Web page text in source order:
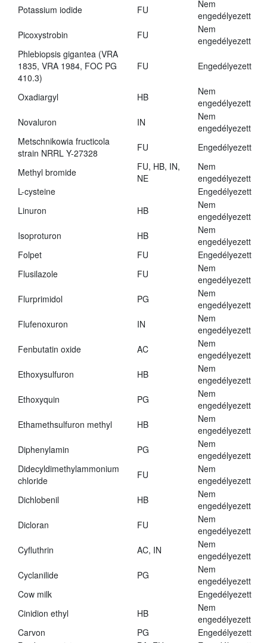
Potassium iodide
FU
Nem
engedélyezett
Picoxystrobin
FU
Nem
engedélyezett
Phlebiopsis gigantea (VRA
1835, VRA 1984, FOC PG
410.3)
FU Engedélyezett
Oxadiargyl HB
Nem
engedélyezett
Novaluron
IN
Nem
engedélyezett
Metschnikowia fructicola
strain NRRL Y-27328
FU Engedélyezett
Methyl bromide
FU, HB, IN,
NE
Nem
engedélyezett
L-cysteine
Engedélyezett
Linuron
HB
Nem
engedélyezett
Isoproturon
HB
Nem
engedélyezett
Folpet
FU
Engedélyezett
Flusilazole
FU
Nem
engedélyezett
Flurprimidol
PG
Nem
engedélyezett
Flufenoxuron
IN
Nem
engedélyezett
Fenbutatin oxide
AC
Nem
engedélyezett
Ethoxysulfuron
HB
Nem
engedélyezett
Ethoxyquin
PG
Nem
engedélyezett
Ethamethsulfuron methyl
HB
Nem
engedélyezett
Diphenylamin
PG
Nem
engedélyezett
Didecyldimethylammonium
chloride
FU
Nem
engedélyezett
Dichlobenil
HB
Nem
engedélyezett
Dicloran
FU
Nem
engedélyezett
Cyfluthrin
AC, IN
Nem
engedélyezett
Cyclanilide
PG
Nem
engedélyezett
Cow milk
Engedélyezett
Cinidion ethyl
HB
Nem
engedélyezett
Carvon
PG
Engedélyezett